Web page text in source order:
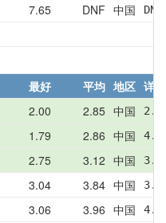
7.65 DNF 中国
最好 平均 地区 详情
2.00 2.85 中国
1.79 2.86 中国
2.75 3.12 中国
3.04 3.84 中国
3.06 3.96 中国